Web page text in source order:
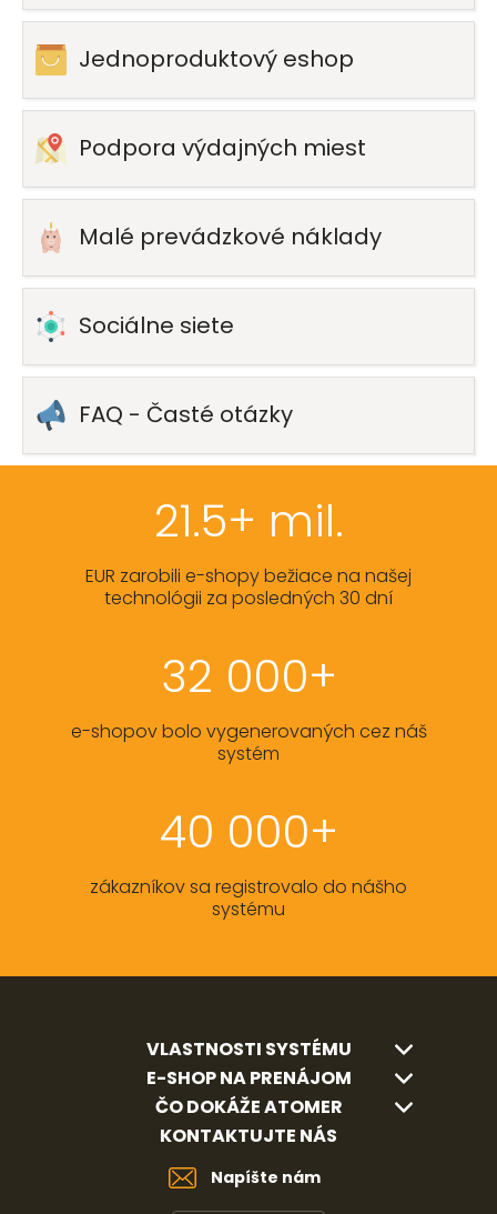
Jednoproduktový eshop
Podpora výdajných miest
Malé prevádzkové náklady
Sociálne siete
FAQ - Časté otázky
21.5+ mil.
EUR zarobili e-shopy bežiace na našej
technológii za posledných 30 dní
32 000+
e-shopov bolo vygenerovaných cez náš
systém
40 000+
zákazníkov sa registrovalo do nášho
systému
VLASTNOSTI SYSTÉMU
E-SHOP NA PRENÁJOM
ČO DOKÁŽE ATOMER
KONTAKTUJTE NÁS
Napíšte nám